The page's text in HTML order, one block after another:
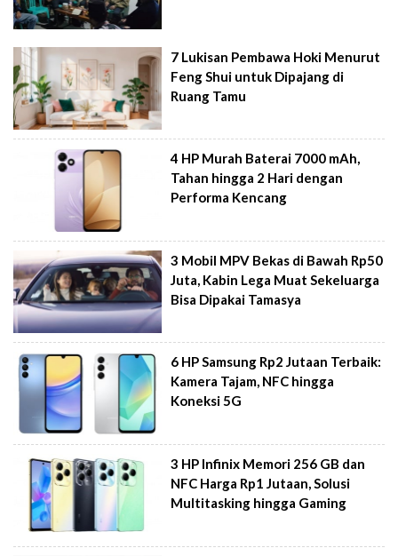
7 Lukisan Pembawa Hoki Menurut
Feng Shui untuk Dipajang di
Ruang Tamu
4 HP Murah Baterai 7000 mAh,
Tahan hingga 2 Hari dengan
Performa Kencang
3 Mobil MPV Bekas di Bawah Rp50
Juta, Kabin Lega Muat Sekeluarga
Bisa Dipakai Tamasya
6 HP Samsung Rp2 Jutaan Terbaik:
Kamera Tajam, NFC hingga
Koneksi 5G
3 HP Infinix Memori 256 GB dan
NFC Harga Rp1 Jutaan, Solusi
Multitasking hingga Gaming